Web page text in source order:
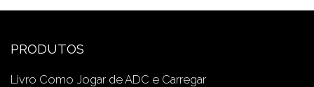
PRODUTOS
Livro Como Jogar de ADC e Carregar